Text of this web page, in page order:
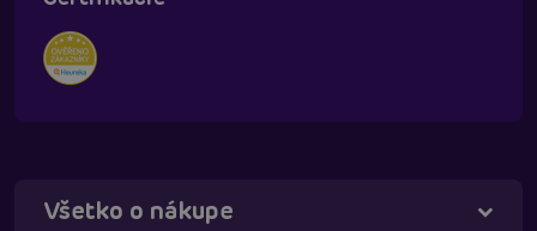
Všetko o nákupe
Táňa - virtuálna asistentka